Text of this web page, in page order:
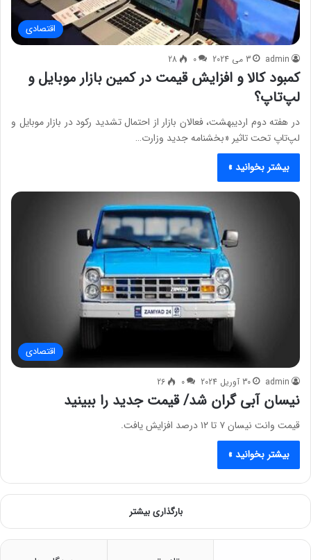
اقتصادی
admin 3 می 2024 0
28
کمبود کالا و افزایش قیمت در کمین بازار موبایل و
لپ‌تاپ؟
در هفته دوم اردیبهشت، فعالان بازار از احتمال تشدید رکود در بازار موبایل و
لپ‌تاپ تحت تاثیر «بخشنامه جدید وزارت…
بیشتر بخوانید »
اقتصادی
admin 30 آوریل 2024 0
26
نیسان آبی گران شد/ قیمت جدید را ببینید
قیمت وانت نیسان ۷ تا ۱۲ درصد افزایش یافت.
بیشتر بخوانید »
بارگذاری بیشتر